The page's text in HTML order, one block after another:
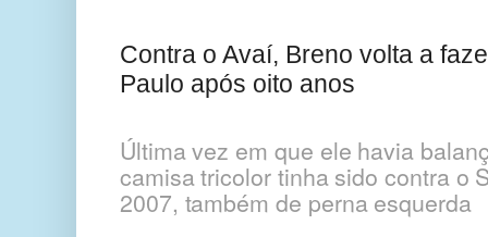
Contra o Avaí, Breno volta a
Paulo após oito anos
Última vez em que ele havia
camisa tricolor tinha sido contra o
2007, também de perna esquerda